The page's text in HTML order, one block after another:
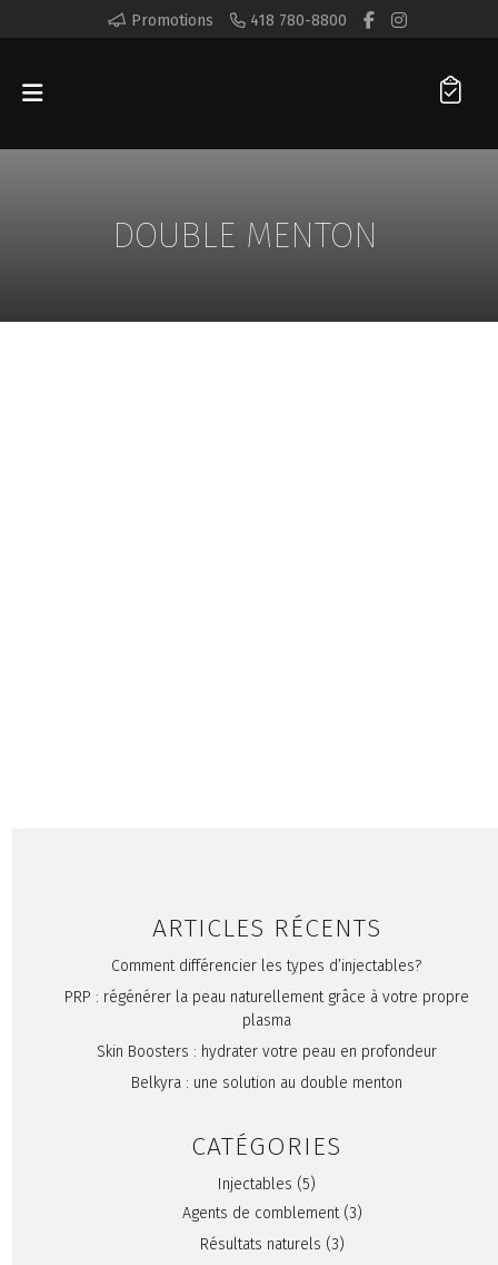
Promotions 418 780-8800
DOUBLE MENTON
ARTICLES RÉCENTS
Comment différencier les types d’injectables?
PRP : régénérer la peau naturellement grâce à votre propre
plasma
Skin Boosters : hydrater votre peau en profondeur
Belkyra : une solution au double menton
CATÉGORIES
Injectables (5)
Agents de comblement(3)
Résultats naturels (3)